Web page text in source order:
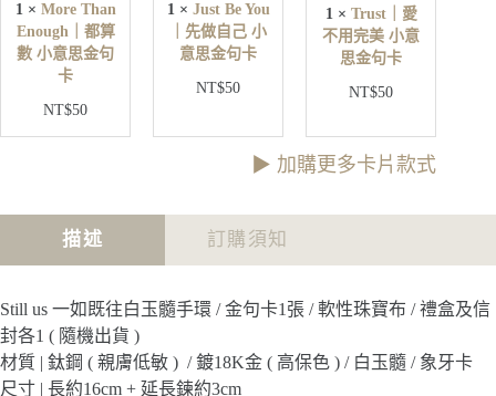
E
n
o
u
h
｜
小
意
金
句
卡
1× More Than
Enough｜都算
數 小意思金句
卡
NT$50
u
｜
做
己
金
句
1× Just Be You
｜先做自己 小
意思金句卡
NT$50
不
用
完
美
思
金
1× Trust｜愛
不用完美 小意
思金句卡
NT$50
▶︎ 加購更多卡片款式
描述 訂購須知
Still us 一如既往白玉髓手環 / 金句卡1張 / 軟性珠寶布 / 禮盒及信
封各1 ( 隨機出貨 )
材質 | 鈦鋼 ( 親膚低敏 ) / 鍍18K金 ( 高保色 ) / 白玉髓 / 象牙卡
尺寸 | 長約16cm + 延長鍊約3cm